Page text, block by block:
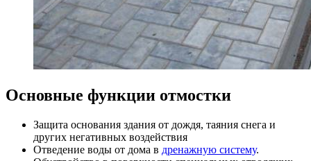
Основные функции отмостки
Защита основания здания от дождя, таяния снега и
других негативных воздействия
Отведение воды от дома в дренажную систему.